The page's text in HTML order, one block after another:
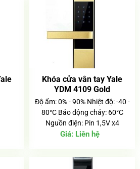
Khóa cửa vân tay Yale
YDM 4109 Gold
Độ ẩm: 0% - 90% Nhiệt độ: -40 -
80°C Báo động cháy: 60°C
Nguồn điện: Pin 1,5V x4
Giá: Liên hệ